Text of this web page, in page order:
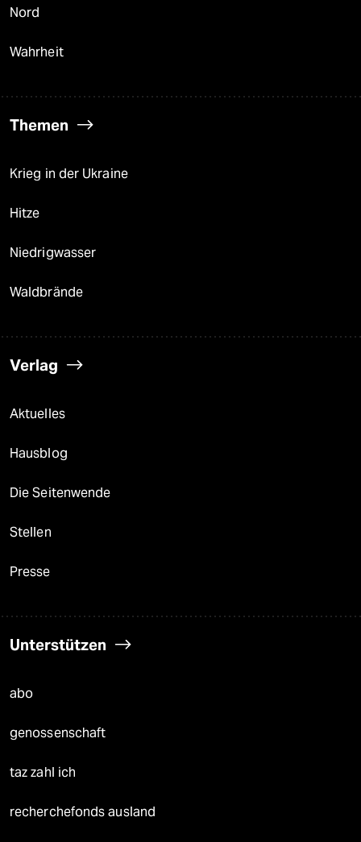
Nord
Wahrheit
Themen
Krieg in der Ukraine
Hitze
Niedrigwasser
Waldbrände
Verlag
Aktuelles
Hausblog
Die Seitenwende
Stellen
Presse
Unterstützen
abo
genossenschaft
taz zahl ich
recherchefonds ausland